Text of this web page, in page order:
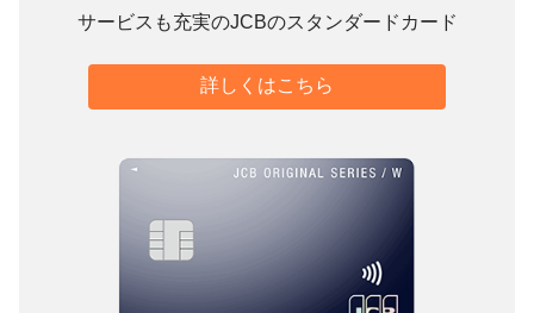
サービスも充実のJCBのスタンダードカード
詳しくはこちら